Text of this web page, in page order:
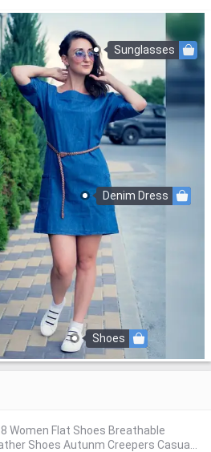
Shoes
Denim Dress
Sunglasses
Women Flat Shoes Breathable
Shoes Autunm Creepers Casual